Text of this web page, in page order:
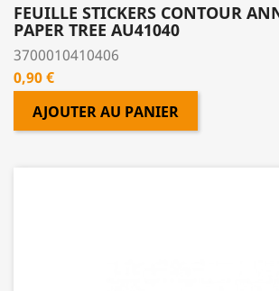
FEUILLE STICKERS CONTOUR
PAPER TREE AU41040
3700010410406
Prix
0,90 €
AJOUTER AU PANIER